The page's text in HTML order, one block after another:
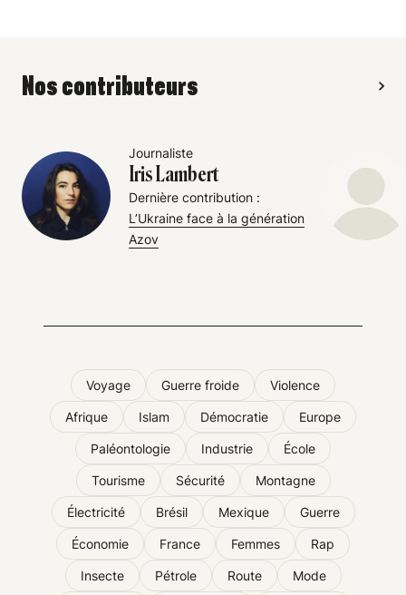
Nos contributeurs
Journaliste
Iris Lambert
Dernière contribution :
L’Ukraine face à la génération
Azov
Voyage Guerre froide Violence
Afrique Islam Démocratie Europe
Paléontologie Industrie École
Tourisme Sécurité Montagne
Électricité Brésil Mexique Guerre
Économie France Femmes Rap
Insecte Pétrole Route Mode